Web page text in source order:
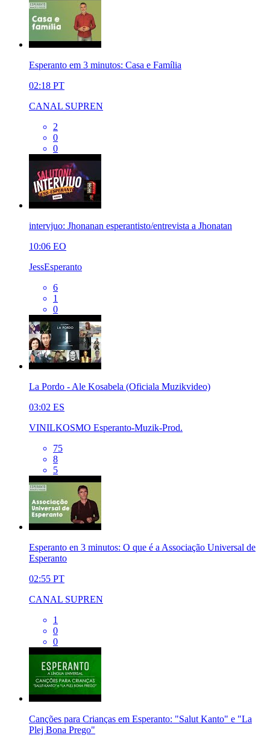
Esperanto em 3 minutos: Casa e Família
02:18 PT
CANAL SUPREN
2
0
0
intervjuo: Jhonanan esperantisto/entrevista a Jhonatan
10:06 EO
JessEsperanto
6
1
0
La Pordo - Ale Kosabela (Oficiala Muzikvideo)
03:02 ES
VINILKOSMO Esperanto-Muzik-Prod.
75
8
5
Esperanto en 3 minutos: O que é a Associação Universal de
Esperanto
02:55 PT
CANAL SUPREN
1
0
0
Canções para Crianças em Esperanto: "Salut Kanto" e "La
Plej Bona Prego"